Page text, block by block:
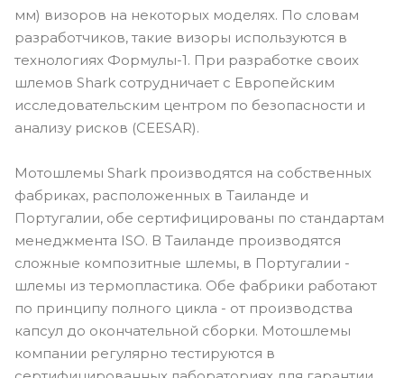
мм) визоров на некоторых моделях. По словам
разработчиков, такие визоры используются в
технологиях Формулы-1. При разработке своих
шлемов Shark сотрудничает с Европейским
исследовательским центром по безопасности и
анализу рисков (CEESAR).
Мотошлемы Shark производятся на собственных
фабриках, расположенных в Таиланде и
Португалии, обе сертифицированы по стандартам
менеджмента ISO. В Таиланде производятся
сложные композитные шлемы, в Португалии -
шлемы из термопластика. Обе фабрики работают
по принципу полного цикла - от производства
капсул до окончательной сборки. Мотошлемы
компании регулярно тестируются в